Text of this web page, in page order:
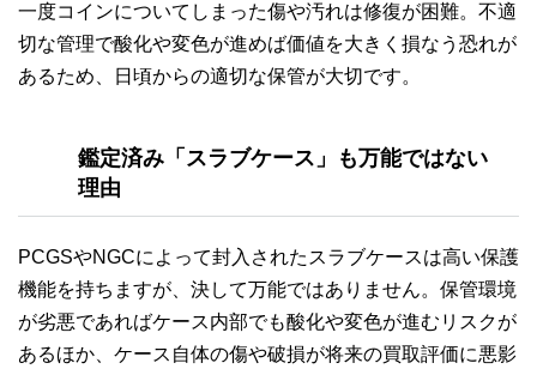
一度コインについてしまった傷や汚れは修復が困難。不適
切な管理で酸化や変色が進めば価値を大きく損なう恐れが
あるため、日頃からの適切な保管が大切です。
鑑定済み「スラブケース」も万能ではない
理由
PCGSやNGCによって封入されたスラブケースは高い保護
機能を持ちますが、決して万能ではありません。保管環境
が劣悪であればケース内部でも酸化や変色が進むリスクが
あるほか、ケース自体の傷や破損が将来の買取評価に悪影